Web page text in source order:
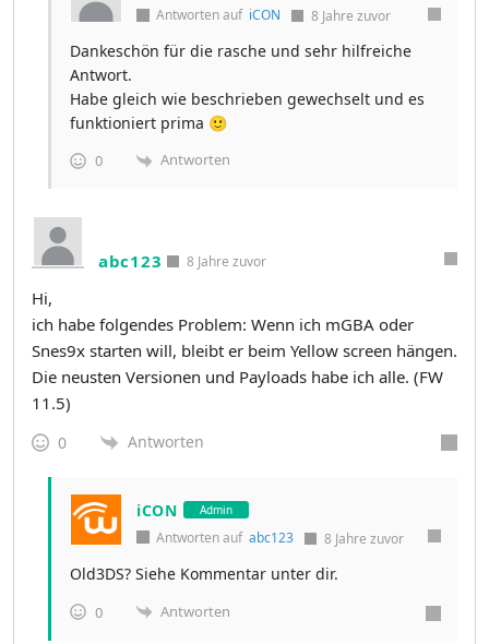
Antworten auf iCON 8 Jahre zuvor
Dankeschön für die rasche und sehr hilfreiche
Antwort.
Habe gleich wie beschrieben gewechselt und es
funktioniert prima 🙂
0 Antworten
abc123 8 Jahre zuvor
Hi,
ich habe folgendes Problem: Wenn ich mGBA oder
Snes9x starten will, bleibt er beim Yellow screen hängen.
Die neusten Versionen und Payloads habe ich alle. (FW
11.5)
0 Antworten
iCON Admin
Antworten auf abc123 8 Jahre zuvor
Old3DS? Siehe Kommentar unter dir.
0 Antworten